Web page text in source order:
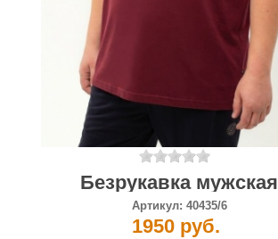
Безрукавка мужская
Артикул: 40435/6
1950 руб.